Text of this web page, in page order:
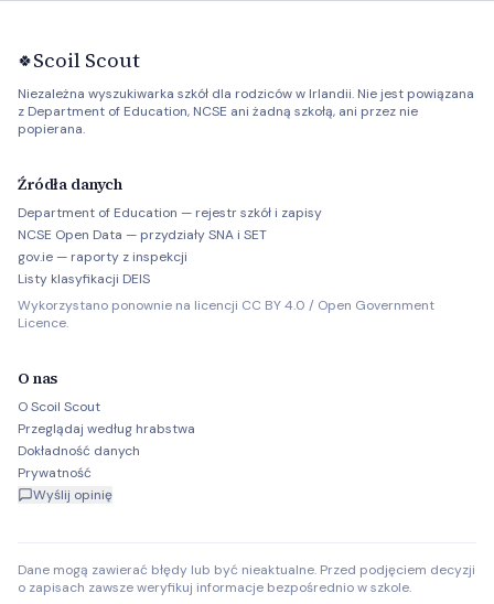
🍀Scoil Scout
Niezależna wyszukiwarka szkół dla rodziców w Irlandii. Nie jest powiązana
z Department of Education, NCSE ani żadną szkołą, ani przez nie
popierana.
Źródła danych
Department of Education — rejestr szkół i zapisy
NCSE Open Data — przydziały SNA i SET
gov.ie — raporty z inspekcji
Listy klasyfikacji DEIS
Wykorzystano ponownie na licencji CC BY 4.0 / Open Government
Licence.
O nas
O Scoil Scout
Przeglądaj według hrabstwa
Dokładność danych
Prywatność
Wyślij opinię
Dane mogą zawierać błędy lub być nieaktualne. Przed podjęciem decyzji
o zapisach zawsze weryfikuj informacje bezpośrednio w szkole.